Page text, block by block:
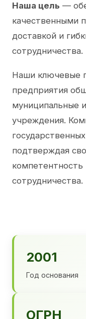
Наша цель —
качественными
доставкой и
сотрудничества.
Наши ключевые
предприятия
муниципальные
учреждения.
подтверждая
сотрудничества.
2001
Год основания
ОГРН